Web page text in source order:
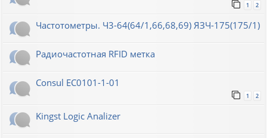
1 2
Частотометры. Ч3-64(64/1,66,68,69) ЯЗЧ-175(175/1)
Радиочастотная RFID метка
Consul EC0101-1-01
1 2
Kingst Logic Analizer